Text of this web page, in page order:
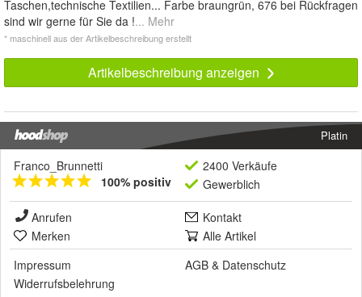
Taschen,technische Textilien... Farbe braungrün, 676 bei Rückfragen
sind wir gerne für Sie da !... Mehr
* maschinell aus der Artikelbeschreibung erstellt
Artikelbeschreibung anzeigen
Platin
Franco_Brunnetti
100% positiv
2400 Verkäufe
Gewerblich
Anrufen
Kontakt
Merken
Alle Artikel
Impressum
AGB & Datenschutz
Widerrufsbelehrung